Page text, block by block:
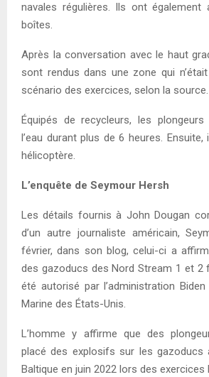
navales régulières. Ils ont également
boîtes.
Après la conversation avec le haut
sont rendus dans une zone qui
scénario des exercices, selon la source.
Équipés de recycleurs, les
l’eau durant plus de 6 heures.
hélicoptère.
L’enquête de Seymour Hersh
Les détails fournis à John Dougan
d’un autre journaliste américain,
février, dans son blog, celui-ci a
des gazoducs des Nord Stream 1 et 2
été autorisé par l’administration
Marine des États-Unis.
L’homme y affirme que des
placé des explosifs sur les
Baltique en juin 2022 lors des exercices